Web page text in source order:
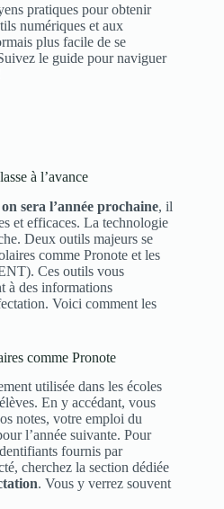
pratiques pour obtenir
numériques et aux
plus facile de se
le guide pour naviguer
à l’avance
sera l’année prochaine, il
et efficaces. La technologie
Deux outils majeurs se
comme Pronote et les
Ces outils vous
à des informations
Voici comment les
comme Pronote
utilisée dans les écoles
En y accédant, vous
notes, votre emploi du
l’année suivante. Pour
fournis par
cherchez la section dédiée
. Vous y verrez souvent